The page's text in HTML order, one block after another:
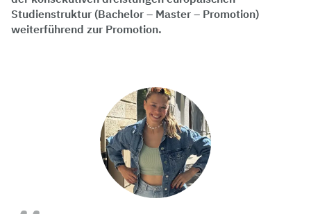
Studienstruktur (Bachelor – Master – Promotion)
weiterführend zur Promotion.